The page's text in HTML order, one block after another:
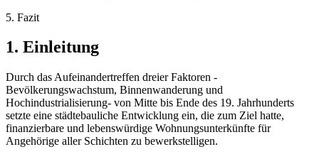
5. Fazit
1. Einleitung
Durch das Aufeinandertreffen dreier Faktoren -
Bevölkerungswachstum, Binnenwanderung und
Hochindustrialisierung- von Mitte bis Ende des 19. Jahrhunderts
setzte eine städtebauliche Entwicklung ein, die zum Ziel hatte,
finanzierbare und lebenswürdige Wohnungsunterkünfte für
Angehörige aller Schichten zu bewerkstelligen.